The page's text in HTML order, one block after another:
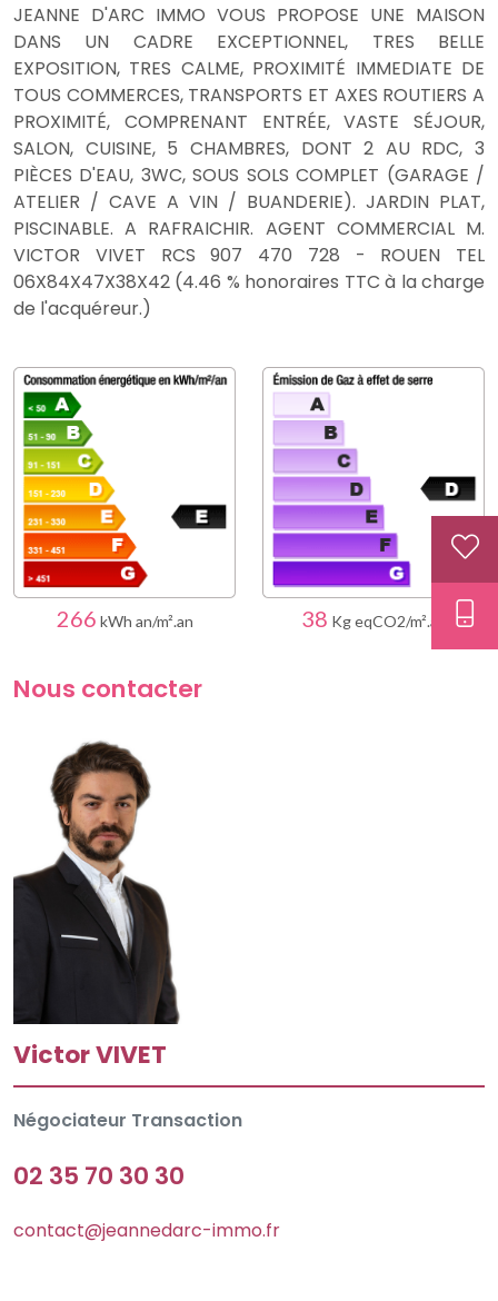
JEANNE D'ARC IMMO VOUS PROPOSE UNE MAISON
DANS UN CADRE EXCEPTIONNEL, TRES BELLE
EXPOSITION, TRES CALME, PROXIMITÉ IMMEDIATE DE
TOUS COMMERCES, TRANSPORTS ET AXES ROUTIERS A
PROXIMITÉ, COMPRENANT ENTRÉE, VASTE SÉJOUR,
SALON, CUISINE, 5 CHAMBRES, DONT 2 AU RDC, 3
PIÈCES D'EAU, 3WC, SOUS SOLS COMPLET (GARAGE /
ATELIER / CAVE A VIN / BUANDERIE). JARDIN PLAT,
PISCINABLE. A RAFRAICHIR. AGENT COMMERCIAL M.
VICTOR VIVET RCS 907 470 728 - ROUEN TEL
06X84X47X38X42 (4.46 % honoraires TTC à la charge
de l'acquéreur.)
266 kWh an/m².an 38 Kg eqCO2/m².an
Nous contacter
Victor VIVET
Négociateur Transaction
02 35 70 30 30
contact@jeannedarc-immo.fr